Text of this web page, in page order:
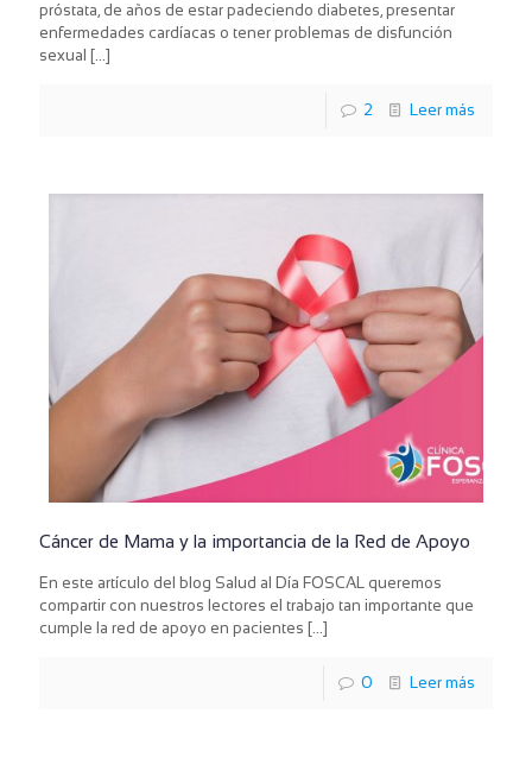
próstata, de años de estar padeciendo diabetes, presentar
enfermedades cardíacas o tener problemas de disfunción
sexual […]
2 Leer más
Cáncer de Mama y la importancia de la Red de Apoyo
En este artículo del blog Salud al Día FOSCAL queremos
compartir con nuestros lectores el trabajo tan importante que
cumple la red de apoyo en pacientes […]
0 Leer más